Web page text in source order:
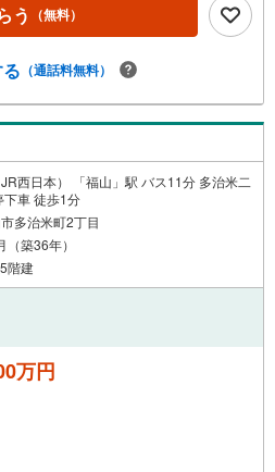
う （無料）
（通話料無料）
西日本） 「福山」駅 バス11分 多治米二
下車 徒歩1分
多治米町2丁目
築36年）
階建
万円